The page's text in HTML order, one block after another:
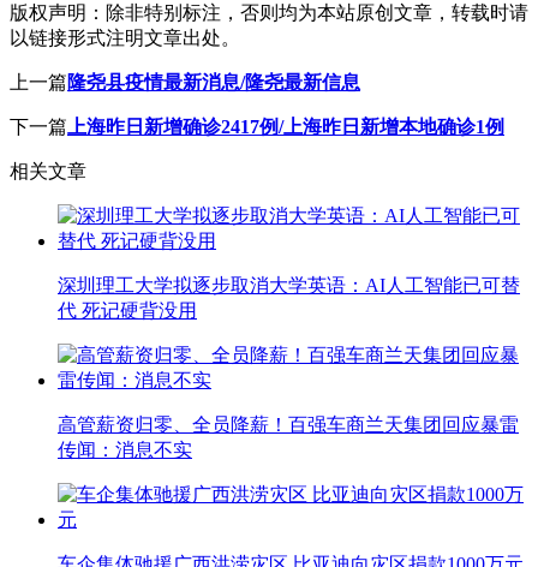
版权声明： 除非特别标注，否则均为本站原创文章，转载时请
以链接形式注明文章出处。
上一篇隆尧县疫情最新消息/隆尧最新信息
下一篇 上海昨日新增确诊2417例/上海昨日新增本地确诊1例
相关文章
深圳理工大学拟逐步取消大学英语：AI人工智能已可替
代 死记硬背没用
高管薪资归零、全员降薪！百强车商兰天集团回应暴雷
传闻：消息不实